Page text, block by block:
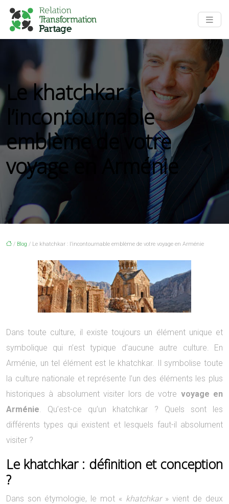
Le khatchkar :
l’incontournable
emblème de votre
voyage en Arménie
/ Blog / Le khatchkar : l’incontournable emblème de votre voyage en Arménie
Dans toute culture, il existe toujours un élément unique et
symbolique qui n’est typique d’aucune autre culture. En
Arménie, un tel élément est le khatchkar. Il symbolise toute
la culture nationale et représente l’un des éléments les plus
historiques à absolument visiter lors de votre voyage en
Arménie. Qu’est-ce qu’un khatchkar ? Quels sont les
différents types qui existent et lesquels faut-il absolument
visiter ?
Le khatchkar : définition et conception
?
Dans son étymologie, le mot « khatchkar» vient de deux